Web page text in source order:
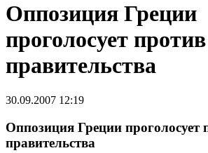
Оппозиция Греции
проголосует против
правительства
30.09.2007 12:19
Оппозиция Греции проголосует
правительства